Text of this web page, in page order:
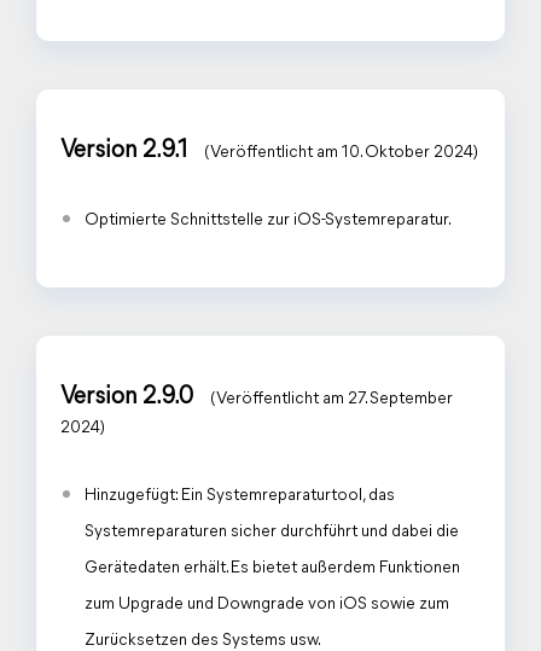
Version 2.9.1 (Veröffentlicht am 10. Oktober 2024)
Optimierte Schnittstelle zur iOS-Systemreparatur.
Version 2.9.0
(Veröffentlicht am 27. September
2024)
Hinzugefügt: Ein Systemreparaturtool, das
Systemreparaturen sicher durchführt und dabei die
Gerätedaten erhält. Es bietet außerdem Funktionen
zum Upgrade und Downgrade von iOS sowie zum
Zurücksetzen des Systems usw.